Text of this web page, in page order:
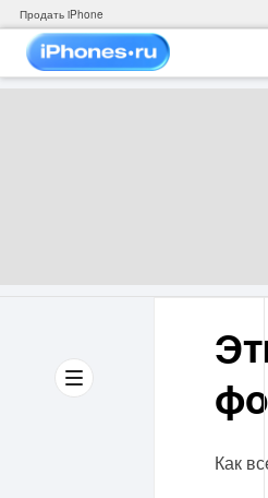
Продать iPhone
Как